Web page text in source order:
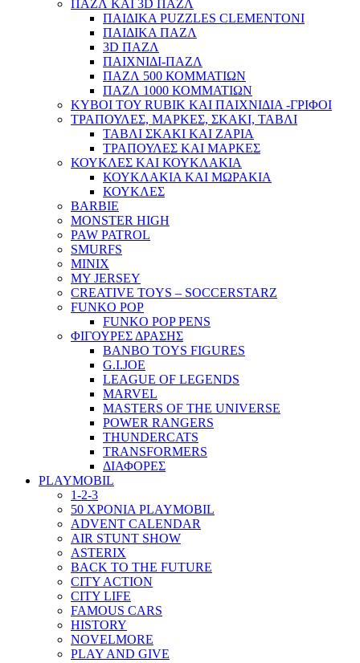
ΠΑΖΛ ΚΑΙ 3D ΠΑΖΛ
ΠΑΙΔΙΚΑ PUZZLES CLEMENTONI
ΠΑΙΔΙΚΑ ΠΑΖΛ
3D ΠΑΖΛ
ΠΑΙΧΝΙΔΙ-ΠΑΖΛ
ΠΑΖΛ 500 ΚΟΜΜΑΤΙΩΝ
ΠΑΖΛ 1000 ΚΟΜΜΑΤΙΩΝ
ΚΥΒΟΙ ΤΟΥ RUBIK ΚΑΙ ΠΑΙΧΝΙΔΙΑ -ΓΡΙΦΟΙ
ΤΡΑΠΟΥΛΕΣ, ΜΑΡΚΕΣ, ΣΚΑΚΙ, ΤΑΒΛΙ
ΤΑΒΛΙ ΣΚΑΚΙ ΚΑΙ ΖΑΡΙΑ
ΤΡΑΠΟΥΛΕΣ ΚΑΙ ΜΑΡΚΕΣ
ΚΟΥΚΛΕΣ ΚΑΙ ΚΟΥΚΛΑΚΙΑ
ΚΟΥΚΛΑΚΙΑ ΚΑΙ ΜΩΡΑΚΙΑ
ΚΟΥΚΛΕΣ
BARBIE
MONSTER HIGH
PAW PATROL
SMURFS
MINIX
MY JERSEY
CREATIVE TOYS – SOCCERSTARZ
FUNKO POP
FUNKO POP PENS
ΦΙΓΟΥΡΕΣ ΔΡΑΣΗΣ
BANBO TOYS FIGURES
G.I.JOE
LEAGUE OF LEGENDS
MARVEL
MASTERS OF THE UNIVERSE
POWER RANGERS
THUNDERCATS
TRANSFORMERS
ΔΙΑΦΟΡΕΣ
PLAYMOBIL
1-2-3
50 ΧΡΟΝΙΑ PLAYMOBIL
ADVENT CALENDAR
AIR STUNT SHOW
ASTERIX
BACK TO THE FUTURE
CITY ACTION
CITY LIFE
FAMOUS CARS
HISTORY
NOVELMORE
PLAY AND GIVE